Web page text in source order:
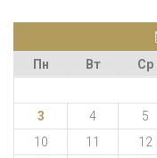
Пн
Вт Ср
3
4 5
10
11 12